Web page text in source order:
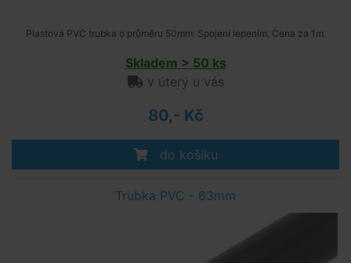
Plastová PVC trubka o průměru 50mm. Spojení lepením. Cena za 1m.
Skladem > 50 ks
v úterý u vás
80,- Kč
do košíku
Trubka PVC - 63mm